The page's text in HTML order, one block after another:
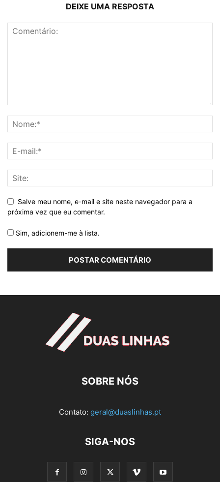
DEIXE UMA RESPOSTA
Salve meu nome, e-mail e site neste navegador para a
próxima vez que eu comentar.
Sim, adicionem-me à lista.
SOBRE NÓS
Contato: geral@duaslinhas.pt
SIGA-NOS